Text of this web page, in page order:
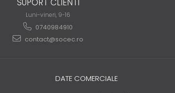
SUPORT CLIENTI
Luni-vineri, 9-16
0740984910
contact@socec.ro
DATE COMERCIALE